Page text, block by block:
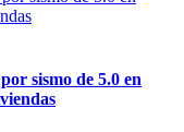
sismo de 5.0 en